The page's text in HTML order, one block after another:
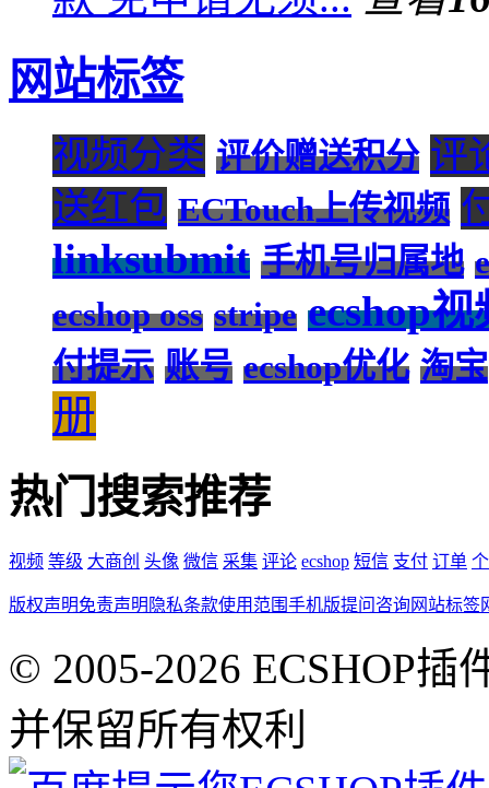
网站标签
视频分类 评价赠送积分 评
送红包 ECTouch上传视频
linksubmit 手机号归属地
ecshop oss stripe ecshop视
付提示 账号 ecshop优化 淘宝
册
热门搜索推荐
视频 等级 大商创 头像 微信 采集 评论 ecshop 短信 支付 订单
版权声明免责声明 隐私条款使用范围手机版提问咨询 网站标签
© 2005-2026 ECSHOP插
并保留所有权利